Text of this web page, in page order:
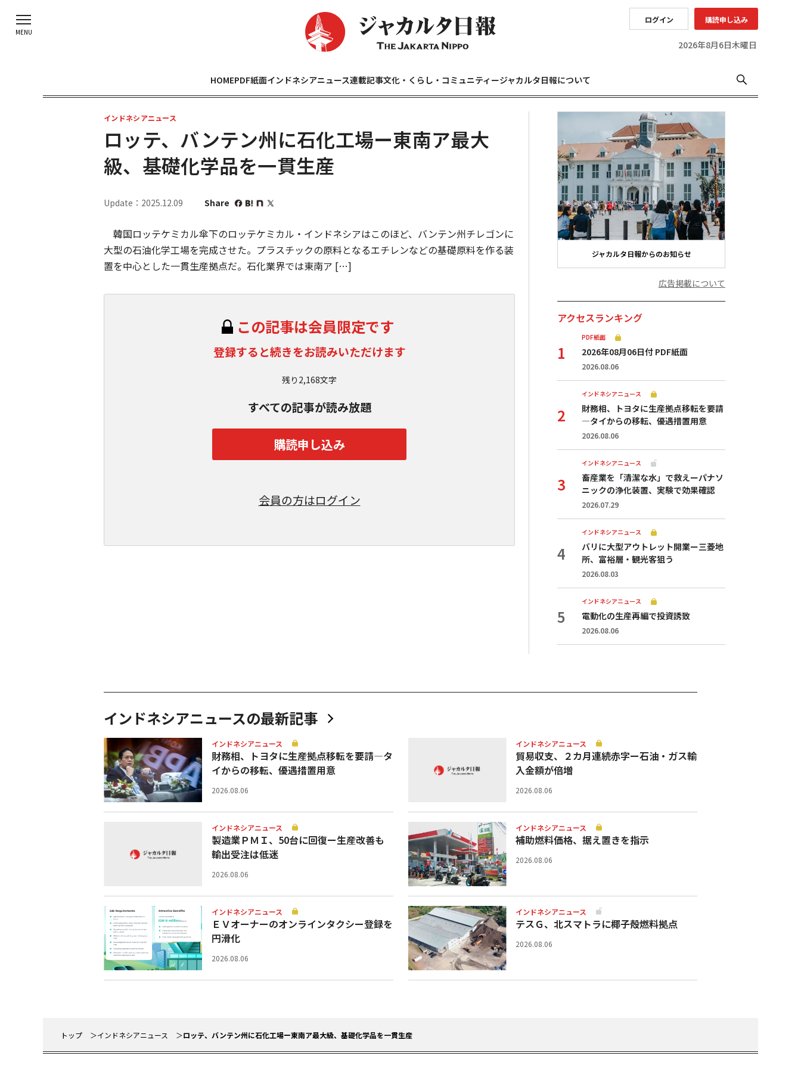
ログイン 購読申し込み
2026年8月6日木曜日
HOMEPDF紙面インドネシアニュース連載記事文化・くらし・コミュニティージャカルタ日報について
インドネシアニュース
ロッテ、バンテン州に石化工場ー東南ア最大
級、基礎化学品を一貫生産
Update：2025.12.09 Share
韓国ロッテケミカル傘下のロッテケミカル・インドネシアはこのほど、バンテン州チレゴンに
大型の石油化学工場を完成させた。プラスチックの原料となるエチレンなどの基礎原料を作る装
置を中心とした一貫生産拠点だ。石化業界では東南ア […]
この記事は会員限定です
登録すると続きをお読みいただけます
残り2,168文字
すべての記事が読み放題
購読申し込み
会員の方はログイン
ジャカルタ日報からのお知らせ
広告掲載について
アクセスランキング
PDF紙面
2026年08月06日付 PDF紙面
2026.08.06
インドネシアニュース
財務相、トヨタに生産拠点移転を要請
—タイからの移転、優遇措置用意
2026.08.06
インドネシアニュース
畜産業を「清潔な水」で救えーパナソ
ニックの浄化装置、実験で効果確認
2026.07.29
インドネシアニュース
バリに大型アウトレット開業ー三菱地
所、富裕層・観光客狙う
2026.08.03
インドネシアニュース
電動化の生産再編で投資誘致
2026.08.06
インドネシアニュースの最新記事
インドネシアニュース
財務相、トヨタに生産拠点移転を要請—タ
イからの移転、優遇措置用意
2026.08.06
インドネシアニュース
貿易収支、２カ月連続赤字ー石油・ガス輸
入金額が倍増
2026.08.06
インドネシアニュース
製造業ＰＭＩ、50台に回復ー生産改善も
輸出受注は低迷
2026.08.06
インドネシアニュース
補助燃料価格、据え置きを指示
2026.08.06
インドネシアニュース
ＥＶオーナーのオンラインタクシー登録を
円滑化
2026.08.06
インドネシアニュース
テスＧ、北スマトラに椰子殻燃料拠点
2026.08.06
トップ インドネシアニュース ロッテ、バンテン州に石化工場ー東南ア最大級、基礎化学品を一貫生産